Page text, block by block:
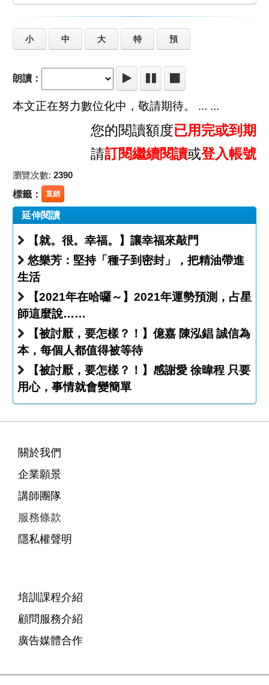
小 中 大 特 預
朗讀：
本文正在努力數位化中，敬請期待。 ... ...
您的閱讀額度已用完或到期
請訂閱繼續閱讀或登入帳號
瀏覽次數: 2390
標籤： 直銷
延伸閱讀
【就。很。幸福。】讓幸福來敲門
悠樂芳：堅持「種子到密封」，把精油帶進
生活
【2021年在哈囉～】2021年運勢預測，占星
師這麼說……
【被討厭，要怎樣？！】億嘉 陳泓錩 誠信為
本，每個人都值得被等待
【被討厭，要怎樣？！】感謝愛 徐暐程 只要
用心，事情就會變簡單
關於我們
企業願景
講師團隊
服務條款
隱私權聲明
培訓課程介紹
顧問服務介紹
廣告媒體合作